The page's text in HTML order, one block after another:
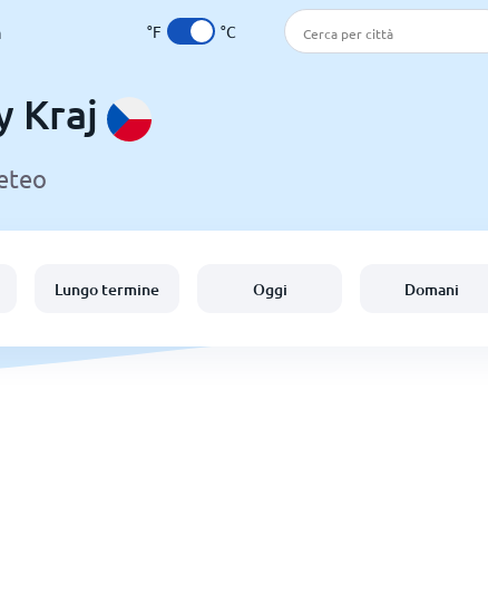
°F °C
Kraj
Lungo termine Oggi Domani